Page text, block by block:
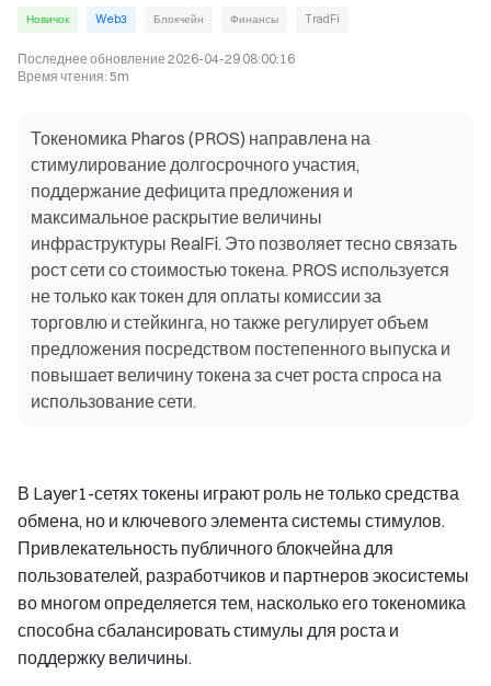
Новичок Web3 Блокчейн Финансы TradFi
Последнее обновление 2026-04-29 08:00:16
Время чтения: 5m
Токеномика Pharos (PROS) направлена на
стимулирование долгосрочного участия,
поддержание дефицита предложения и
максимальное раскрытие величины
инфраструктуры RealFi. Это позволяет тесно связать
рост сети со стоимостью токена. PROS используется
не только как токен для оплаты комиссии за
торговлю и стейкинга, но также регулирует объем
предложения посредством постепенного выпуска и
повышает величину токена за счет роста спроса на
использование сети.
В Layer1-сетях токены играют роль не только средства
обмена, но и ключевого элемента системы стимулов.
Привлекательность публичного блокчейна для
пользователей, разработчиков и партнеров экосистемы
во многом определяется тем, насколько его токеномика
способна сбалансировать стимулы для роста и
поддержку величины.